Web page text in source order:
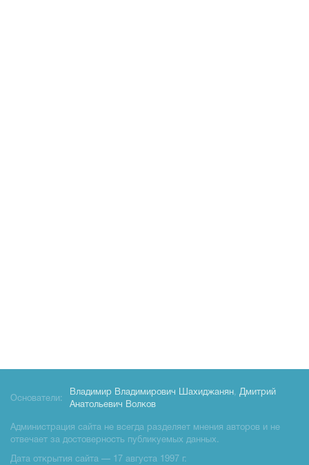
Основатели:
Владимир Владимирович Шахиджанян, Дмитрий
Анатольевич Волков
Администрация сайта не всегда разделяет мнения авторов и не
отвечает за достоверность публикуемых данных.
Дата открытия сайта — 17 августа 1997 г.